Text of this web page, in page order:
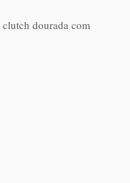
dourada com